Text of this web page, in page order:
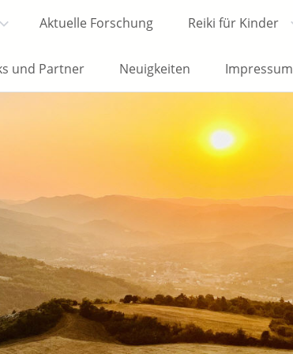
Aktuelle Forschung Reiki für Kinder
und Partner Neuigkeiten Impressum